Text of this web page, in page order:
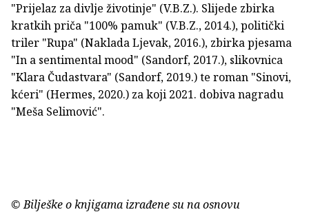
"Prijelaz za divlje životinje" (V.B.Z.). Slijede zbirka
kratkih priča "100% pamuk" (V.B.Z., 2014.), politički
triler "Rupa" (Naklada Ljevak, 2016.), zbirka pjesama
"In a sentimental mood" (Sandorf, 2017.), slikovnica
"Klara Čudastvara" (Sandorf, 2019.) te roman "Sinovi,
kćeri" (Hermes, 2020.) za koji 2021. dobiva nagradu
"Meša Selimović".
© Bilješke o knjigama izrađene su na osnovu